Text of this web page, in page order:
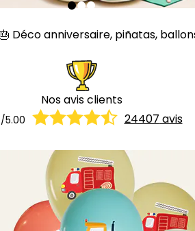
Déco anniversaire, piñatas,
Nos avis clients
/5.00 24407 avis